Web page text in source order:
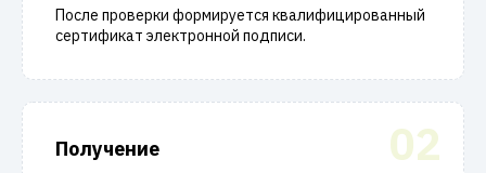
После проверки формируется квалифицированный
сертификат электронной подписи.
02
Получение